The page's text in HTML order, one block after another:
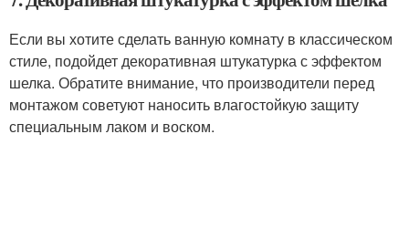
Если вы хотите сделать ванную комнату в классическом
стиле, подойдет декоративная штукатурка с эффектом
шелка. Обратите внимание, что производители перед
монтажом советуют наносить влагостойкую защиту
специальным лаком и воском.